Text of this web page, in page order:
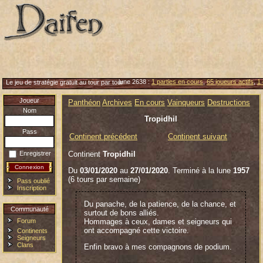
Le jeu de stratégie gratuit au tour par tourlune 2638 :1 parties en cours,65 joueurs actifs,1
Joueur
Nom
Enregistrer
Pass oublié
Inscription
Communauté
Forum
Continents
Seigneurs
Clans
Panthéon Archives En cours Vainqueurs Destructions
Tropidhil
Continent précédent
Continent suivant
Continent Tropidhil
Du 03/01/2020 au 27/01/2020. Terminé à la lune 1957
(6 tours par semaine)
Du panache, de la patience, de la chance, et
surtout de bons alliés.
Hommages à ceux, dames et seigneurs qui
ont accompagné cette victoire.
Enfin bravo à mes compagnons de podium.